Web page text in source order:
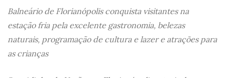
Balneário de Florianópolis conquista visitantes na
estação fria pela excelente gastronomia, belezas
naturais, programação de cultura e lazer e atrações para
as crianças